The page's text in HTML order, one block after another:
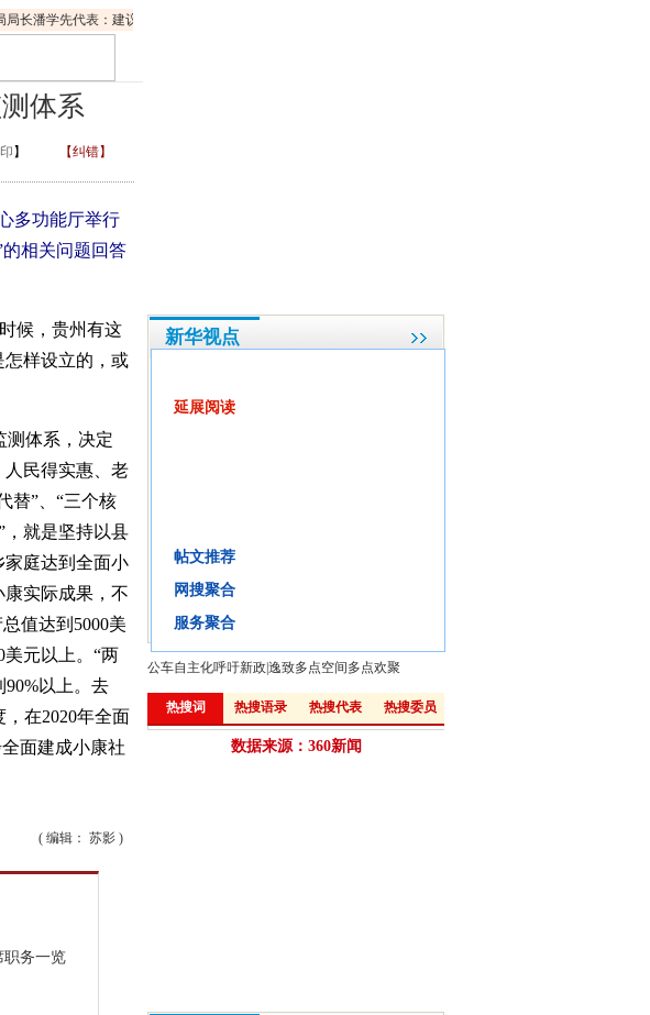
延展阅读
帖文推荐
网搜聚合
服务聚合
长潘学先代表：建议尽早推出铁矿石期货争取铁矿石定价话语权
体系
】 【纠错】
多功能厅举行
相关问题回答
候，贵州有这
样设立的，或
测体系，决定
民得实惠、老
替”、“三个核
，就是坚持以县
庭达到全面小
实际成果，不
值达到5000美
元以上。“两
90%以上。去
在2020年全面
面建成小康社
( 编辑： 苏影 )
职务一览
新华视点
警惕文化产业出现的畸形发展
把文化放在更加重要的战略位置
阿来:文化产品不能完全被市场牵着走
公车自主化呼吁新政 逸致多点空间多点欢聚